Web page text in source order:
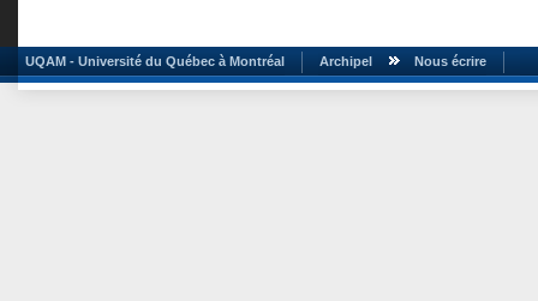
UQAM - Université du Québec à Montréal Archipel Nous écrire